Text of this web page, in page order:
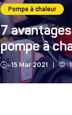
Pompe à chaleur
7
pompe à
15 Mar 2021